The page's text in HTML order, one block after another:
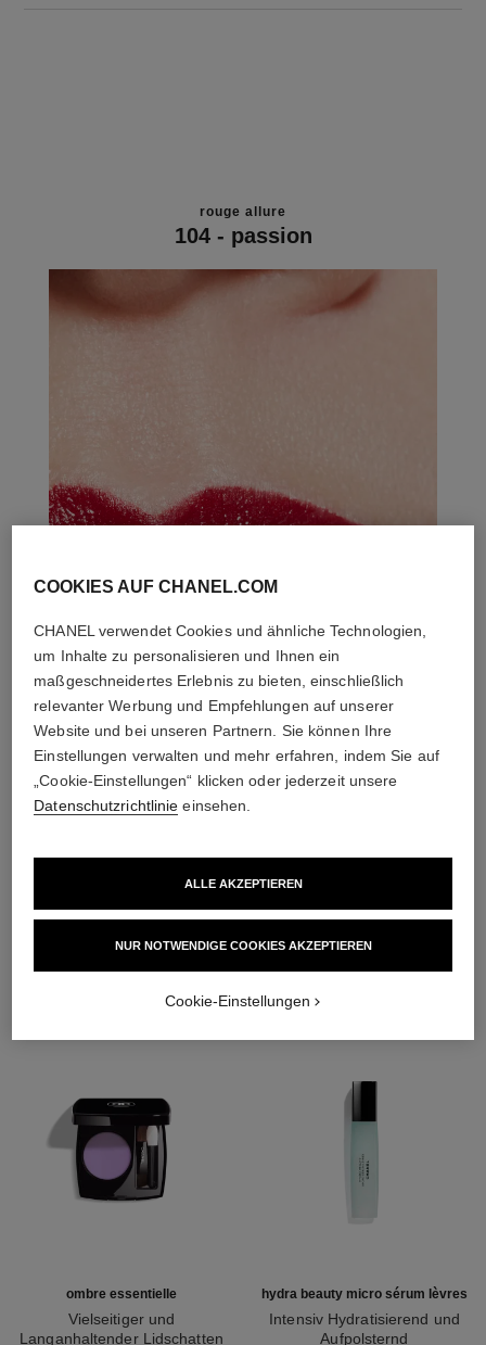
rouge allure
104 - passion
ombre essentielle
Vielseitiger und
Langanhaltender Lidschatten
hydra beauty micro sérum lèvres
Intensiv Hydratisierend und
Aufpolsternd
COOKIES AUF CHANEL.COM
CHANEL verwendet Cookies und ähnliche Technologien,
um Inhalte zu personalisieren und Ihnen ein
maßgeschneidertes Erlebnis zu bieten, einschließlich
relevanter Werbung und Empfehlungen auf unserer
Website und bei unseren Partnern. Sie können Ihre
Einstellungen verwalten und mehr erfahren, indem Sie auf
„Cookie-Einstellungen“ klicken oder jederzeit unsere
Datenschutzrichtlinie einsehen.
NUR NOTWENDIGE COOKIES AKZEPTIEREN
ALLE AKZEPTIEREN
Cookie-Einstellungen